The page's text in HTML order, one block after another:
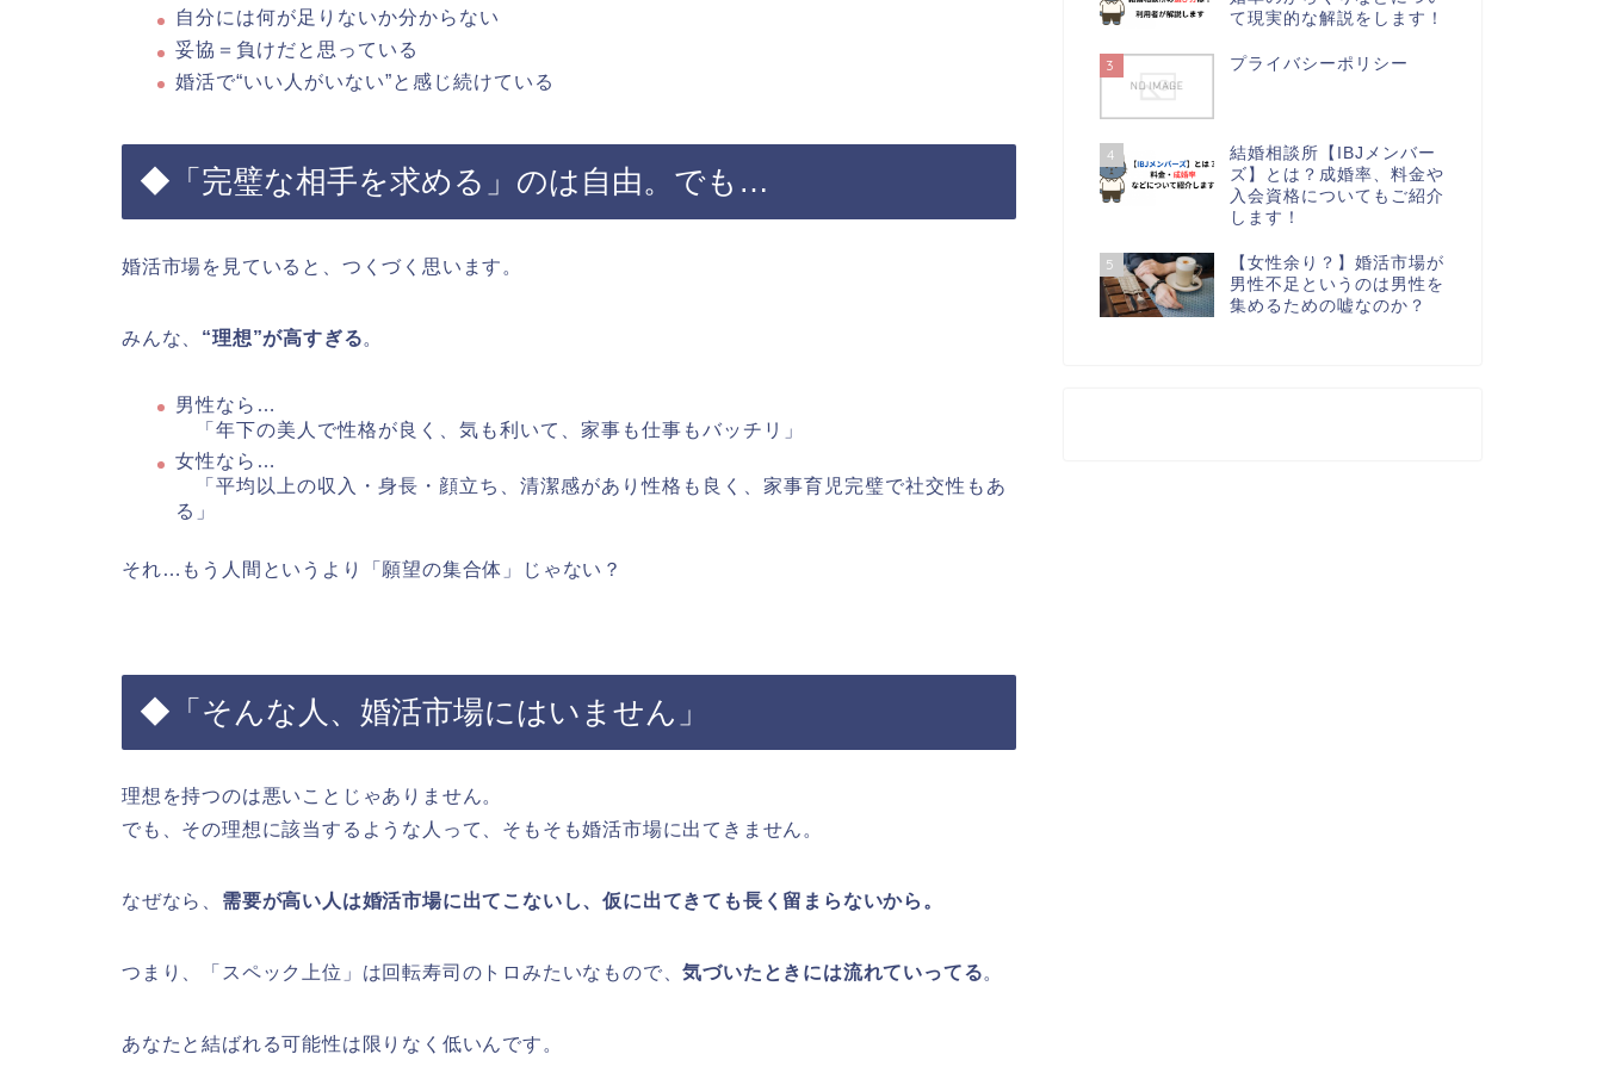
自分には何が足りないか分からない
妥協＝負けだと思っている
婚活で“いい人がいない”と感じ続けている
◆「完璧な相手を求める」のは自由。でも…
婚活市場を見ていると、つくづく思います。
みんな、 “理想”が高すぎる。
男性なら…
「年下の美人で性格が良く、気も利いて、家事も仕事もバッチリ」
女性なら…
「平均以上の収入・身長・顔立ち、清潔感があり性格も良く、家事育児完璧で社交性もあ
る」
それ…もう人間というより「願望の集合体」じゃない？
◆「そんな人、婚活市場にはいません」
理想を持つのは悪いことじゃありません。
でも、その理想に該当するような人って、そもそも婚活市場に出てきません。
なぜなら、 需要が高い人は婚活市場に出てこないし、仮に出てきても長く留まらないから。
つまり、「スペック上位」は回転寿司のトロみたいなもので、気づいたときには流れていってる。
あなたと結ばれる可能性は限りなく低いんです。
て現実的な解説をします！
3 プライバシーポリシー
4
結婚相談所【IBJメンバー
ズ】とは？成婚率、料金や
入会資格についてもご紹介
します！
5
【女性余り？】婚活市場が
男性不足というのは男性を
集めるための嘘なのか？